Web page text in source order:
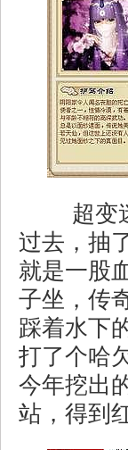
超变
过去，抽
就是一股
子坐，传
踩着水下
打了个哈
今年挖出
站，得到